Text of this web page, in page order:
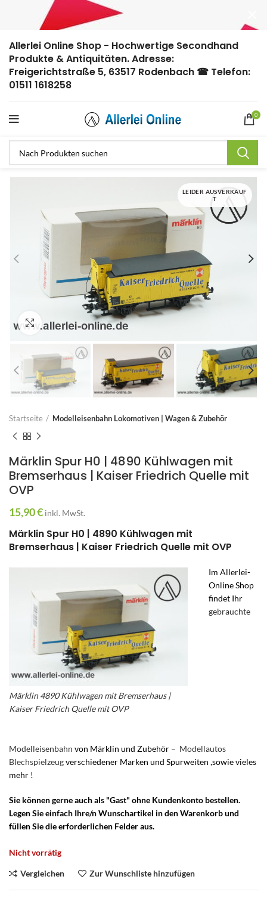
Allerlei Online Shop - Hochwertige Secondhand
Produkte & Antiquitäten. Adresse:
Freigerichtstraße 5, 63517 Rodenbach ☎ Telefon:
01511 1618258
0
LEIDER AUSVERKAUF
T
Zum Vergrößern anklicken
Startseite Modelleisenbahn Lokomotiven | Wagen & Zubehör
Märklin Spur H0 | 4890 Kühlwagen mit
Bremserhaus | Kaiser Friedrich Quelle mit
OVP
15,90€ inkl. MwSt.
Märklin Spur H0 | 4890 Kühlwagen mit
Bremserhaus | Kaiser Friedrich Quelle mit OVP
Märklin 4890 Kühlwagen mit Bremserhaus |
Kaiser Friedrich Quelle mit OVP
Im Allerlei-
Online Shop
findet Ihr
gebrauchte
Modelleisenbahn von Märklin und Zubehör – Modellautos
Blechspielzeugverschiedener Marken und Spurweiten ,sowie vieles
mehr !
Sie können gerne auch als "Gast" ohne Kundenkonto bestellen.
Legen Sie einfach Ihre/n Wunschartikel in den Warenkorb und
füllen Sie die erforderlichen Felder aus.
Nicht vorrätig
Vergleichen Zur Wunschliste hinzufügen